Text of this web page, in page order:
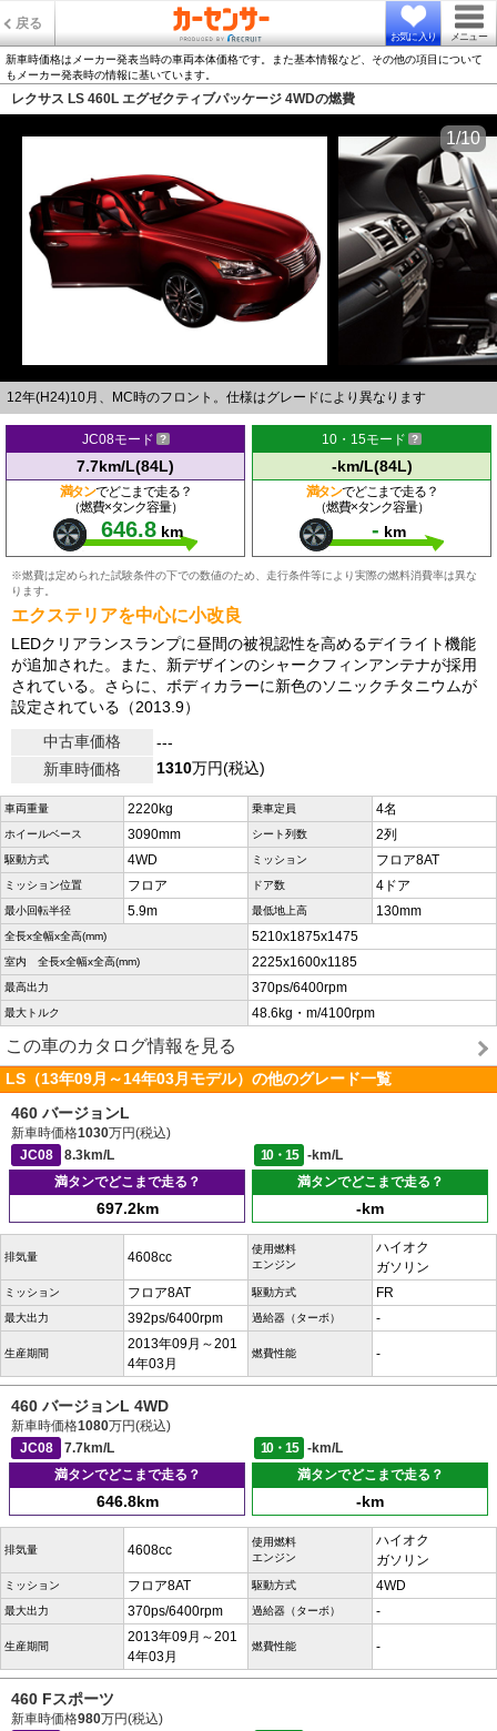
戻る
お気に入り メニュー
新車時価格はメーカー発表当時の車両本体価格です。また基本情報など、その他の項目について
もメーカー発表時の情報に基いています。
レクサス LS 460L エグゼクティブパッケージ 4WDの燃費
12年(H24)10月、MC時のフロント。仕様はグレードにより異なります
1/10
JC08モード
7.7km/L(84L)
満タンでどこまで走る？
（燃費×タンク容量）
646.8 km
10・15モード
-km/L(84L)
満タンでどこまで走る？
（燃費×タンク容量）
- km
※燃費は定められた試験条件の下での数値のため、走行条件等により実際の燃料消費率は異な
ります。
エクステリアを中心に小改良
LEDクリアランスランプに昼間の被視認性を高めるデイライト機能
が追加された。また、新デザインのシャークフィンアンテナが採用
されている。さらに、ボディカラーに新色のソニックチタニウムが
設定されている（2013.9）
中古車価格
---
新車時価格
1310万円(税込)
車両重量 2220kg 乗車定員 4名
ホイールベース 3090mm シート列数 2列
駆動方式 4WD ミッション フロア8AT
ミッション位置 フロア ドア数 4ドア
最小回転半径 5.9m 最低地上高 130mm
全長x全幅x全高(mm) 5210x1875x1475
室内 全長x全幅x全高(mm) 2225x1600x1185
最高出力 370ps/6400rpm
最大トルク 48.6kg・m/4100rpm
この車のカタログ情報を見る
LS（13年09月～14年03月モデル）の他のグレード一覧
460 バージョンL
新車時価格1030万円(税込)
JC08
8.3km/L 10・15
-km/L
満タンでどこまで走る？
697.2km
満タンでどこまで走る？
-km
排気量 4608cc
使用燃料
エンジン
ハイオク
ガソリン
ミッション フロア8AT 駆動方式 FR
最大出力 392ps/6400rpm 過給器（ターボ） -
生産期間
2013年09月～201
4年03月
燃費性能 -
460 バージョンL 4WD
新車時価格1080万円(税込)
JC08
7.7km/L 10・15
-km/L
満タンでどこまで走る？
646.8km
満タンでどこまで走る？
-km
排気量 4608cc
使用燃料
エンジン
ハイオク
ガソリン
ミッション フロア8AT 駆動方式 4WD
最大出力 370ps/6400rpm 過給器（ターボ） -
生産期間
2013年09月～201
4年03月
燃費性能 -
460 Fスポーツ
新車時価格980万円(税込)